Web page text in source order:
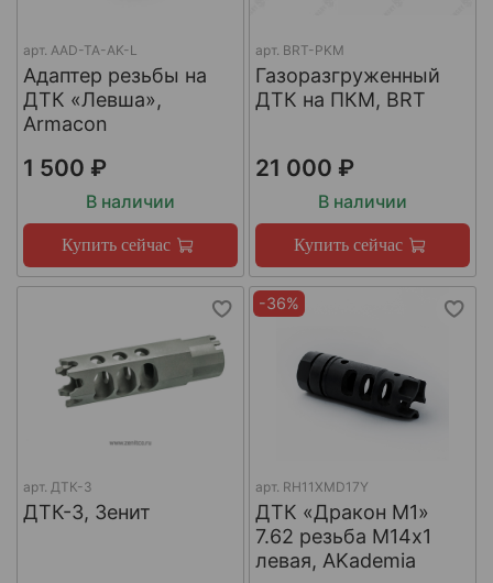
арт. AAD-TA-AK-L
Адаптер резьбы на
ДТК «Левша»,
Armacon
1 500 ₽
В наличии
Купить сейчас
арт. BRT-PKM
Газоразгруженный
ДТК на ПКМ, BRT
21 000 ₽
В наличии
Купить сейчас
арт. ДТК-3
ДТК-3, Зенит
-36%
арт. RH11XMD17Y
ДТК «Дракон М1»
7.62 резьба М14х1
левая, AKademia